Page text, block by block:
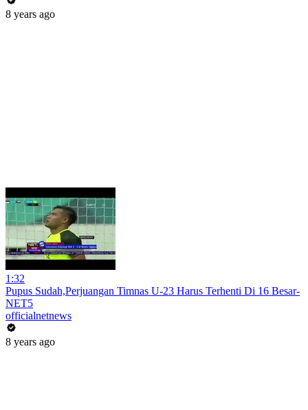
8 years ago
1:32
Pupus Sudah,Perjuangan Timnas U-23 Harus Terhenti Di 16 Besar-
NET5
officialnetnews
8 years ago